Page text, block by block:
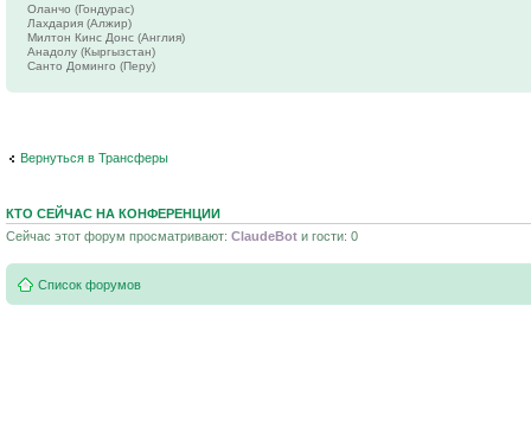
Оланчо (Гондурас)
Лахдария (Алжир)
Милтон Кинс Донс (Англия)
Анадолу (Кыргызстан)
Санто Доминго (Перу)
Вернуться в Трансферы
КТО СЕЙЧАС НА КОНФЕРЕНЦИИ
Сейчас этот форум просматривают: ClaudeBot и гости: 0
Список форумов